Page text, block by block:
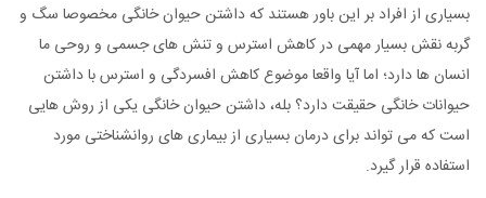
بسیاری از افراد بر این باور هستند که داشتن حیوان خانگی مخصوصا سگ و
گربه نقش بسیار مهمی در کاهش استرس و تنش های جسمی و روحی ما
انسان ها دارد؛ اما آیا واقعا موضوع کاهش افسردگی و استرس با داشتن
حیوانات خانگی حقیقت دارد؟ بله، داشتن حیوان خانگی یکی از روش هایی
است که می تواند برای درمان بسیاری از بیماری های روانشناختی مورد
استفاده قرار گیرد.